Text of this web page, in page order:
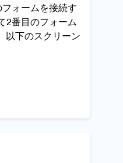
ォームを接続す
2番目のフォーム
以下のスクリーン